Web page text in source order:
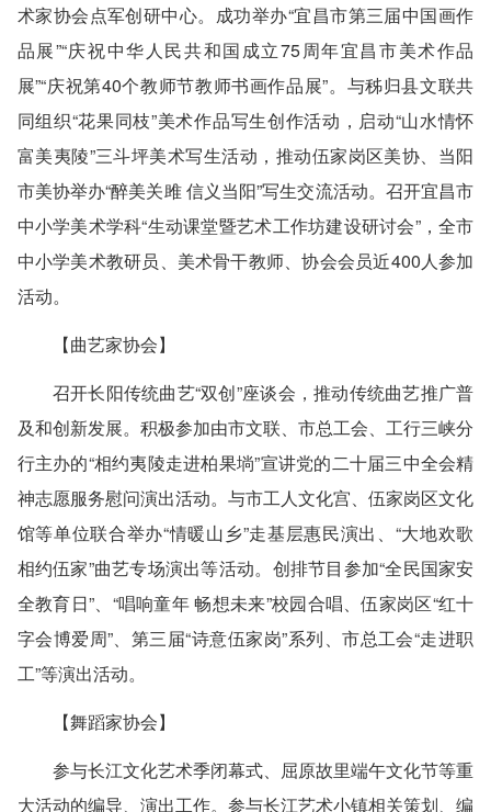
术家协会点军创研中心。成功举办“宜昌市第三届中国画作
品展”“庆祝中华人民共和国成立75周年宜昌市美术作品
展”“庆祝第40个教师节教师书画作品展”。与秭归县文联共
同组织“花果同枝”美术作品写生创作活动，启动“山水情怀
富美夷陵”三斗坪美术写生活动，推动伍家岗区美协、当阳
市美协举办“醉美关雎 信义当阳”写生交流活动。召开宜昌市
中小学美术学科“生动课堂暨艺术工作坊建设研讨会”，全市
中小学美术教研员、美术骨干教师、协会会员近400人参加
活动。
【曲艺家协会】
召开长阳传统曲艺“双创”座谈会，推动传统曲艺推广普
及和创新发展。积极参加由市文联、市总工会、工行三峡分
行主办的“相约夷陵走进柏果埫”宣讲党的二十届三中全会精
神志愿服务慰问演出活动。与市工人文化宫、伍家岗区文化
馆等单位联合举办“情暖山乡”走基层惠民演出、“大地欢歌
相约伍家”曲艺专场演出等活动。创排节目参加“全民国家安
全教育日”、“唱响童年 畅想未来”校园合唱、伍家岗区“红十
字会博爱周”、第三届“诗意伍家岗”系列、市总工会“走进职
工”等演出活动。
【舞蹈家协会】
参与长江文化艺术季闭幕式、屈原故里端午文化节等重
大活动的编导、演出工作。参与长江艺术小镇相关策划、编